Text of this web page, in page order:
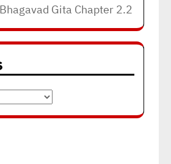
Gita Chapter 2.2